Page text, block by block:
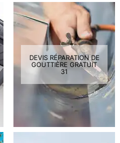
DEVIS RÉPARATION DE
GOUTTIÈRE GRATUIT
31